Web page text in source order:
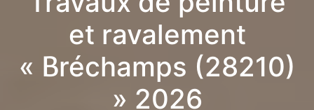
et ravalement
« Bréchamps (28210)
» 2026